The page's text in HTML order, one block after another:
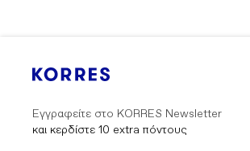
Εγγραφείτε στο KORRES Newsletter
και κερδίστε 10 extra πόντους